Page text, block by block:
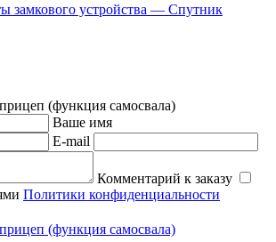
замкового устройства — Спутник
(функция самосвала)
Ваше имя
E-mail
Комментарий к заказу
Политики конфиденциальности
(функция самосвала)